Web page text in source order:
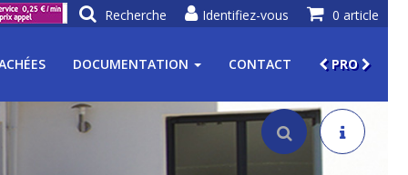
0 article
Identifiez-vous
Recherche
DOCUMENTATION CONTACT PRO